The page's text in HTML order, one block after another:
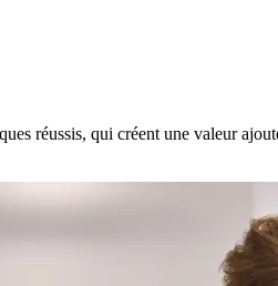
réussis, qui créent une valeur